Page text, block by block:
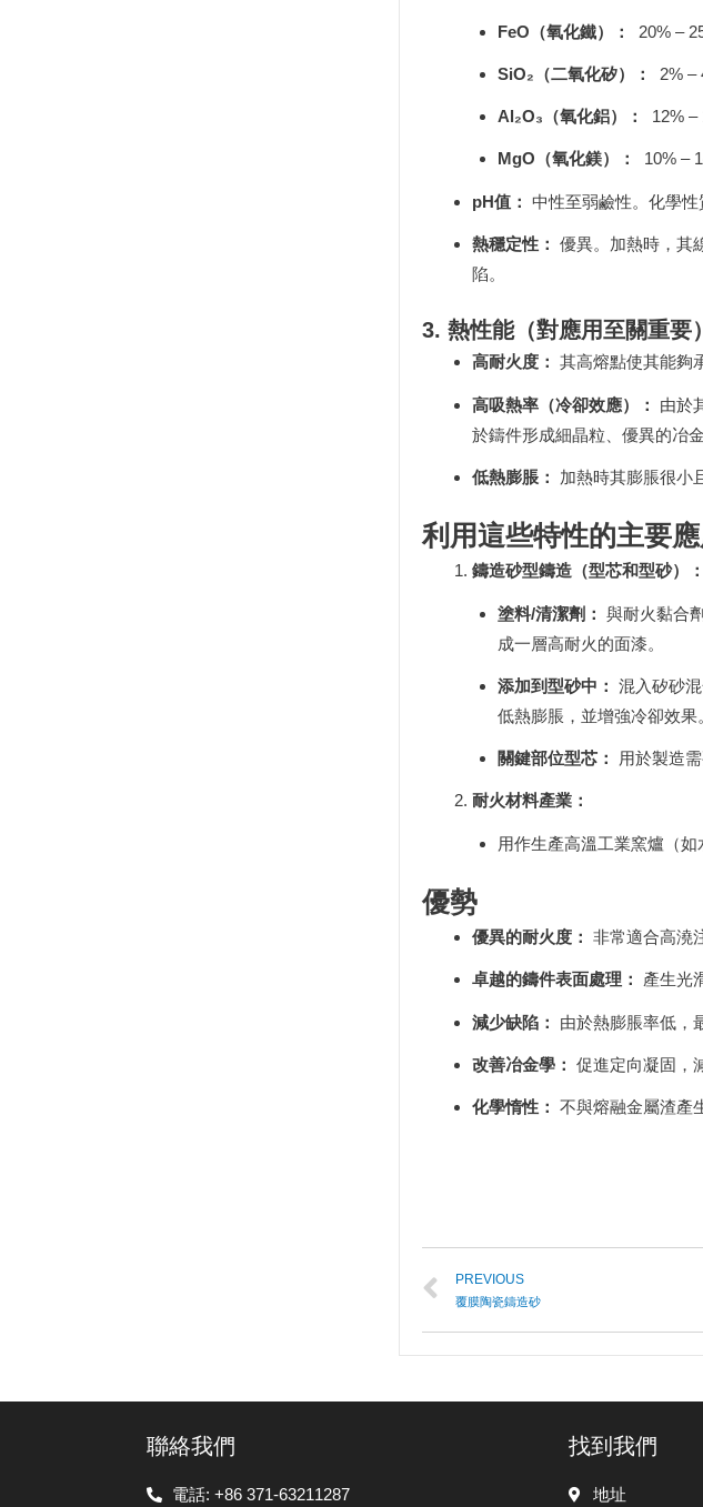
FeO（氧化鐵）： 20% –
SiO₂（二氧化矽）： 2% –
Al₂O₃（氧化鋁）： 12% –
MgO（氧化鎂）： 10% –
pH值： 中性至弱鹼性。化學性
熱穩定性： 優異。加熱時，其
陷。
3. 熱性能（對應用至關重要）
高耐火度： 其高熔點使其能夠
高吸熱率（冷卻效應）：
由於
於鑄件形成細晶粒、優異的冶
低熱膨脹： 加熱時其膨脹很小
利用這些特性的主要應
鑄造砂型鑄造（型芯和型砂）：
塗料/清潔劑： 與耐火黏合
成一層高耐火的面漆。
添加到型砂中： 混入矽砂
低熱膨脹，並增強冷卻效果
關鍵部位型芯： 用於製造
耐火材料產業：
用作生產高溫工業窯爐（
優勢
優異的耐火度： 非常適合高澆
卓越的鑄件表面處理： 產生光
減少缺陷： 由於熱膨脹率低，
改善冶金學： 促進定向凝固，
化學惰性： 不與熔融金屬渣產
PREVIOUS
覆膜陶瓷鑄造砂
聯絡我們
電話: +86 371-63211287
找到我們
地址